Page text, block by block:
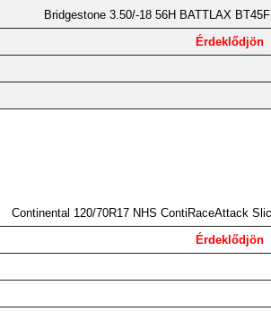
Bridgestone 3.50/-18 56H BATTLAX BT45F
Érdeklődjön
Continental 120/70R17 NHS ContiRaceAttack
Érdeklődjön